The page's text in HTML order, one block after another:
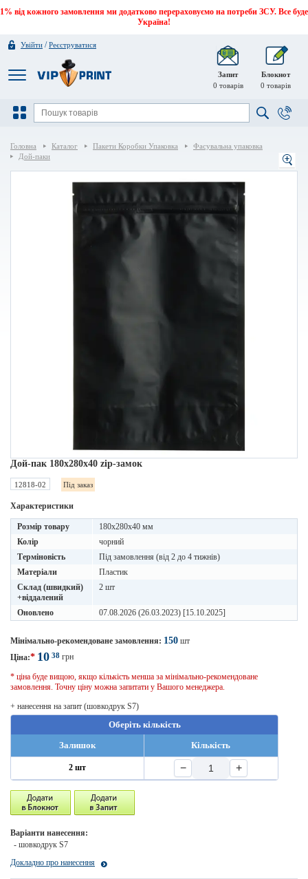
1% від кожного замовлення ми додатково перераховуємо на потреби ЗСУ. Все буде
Україна!
Увійти /Реєструватися
Запит
0 товарів
Блокнот
0 товарів
Головна Каталог Пакети Коробки Упаковка
Фасувальна упаковка
Дой-паки
Дой-пак 180х280х40 zip-замок
12818-02 Під заказ
Характеристики
Розмір товару
180х280х40 мм
Колір
чорний
Терміновість
Під замовлення (від 2 до 4 тижнів)
Матеріали
Пластик
Склад (швидкий)
+віддалений
2 шт
Оновлено 07.08.2026 (26.03.2023) [15.10.2025]
Мінімально-рекомендоване замовлення: 150 шт
Ціна:* 10 38 грн
* ціна буде вищою, якщо кількість менша за мінімально-рекомендоване
замовлення. Точну ціну можна запитати у Вашого менеджера.
+ нанесення на запит (шовкодрук S7)
Оберіть кількість
Залишок
Кількість
2 шт − +
Варіанти нанесення:
- шовкодрук S7
Докладно про нанесення